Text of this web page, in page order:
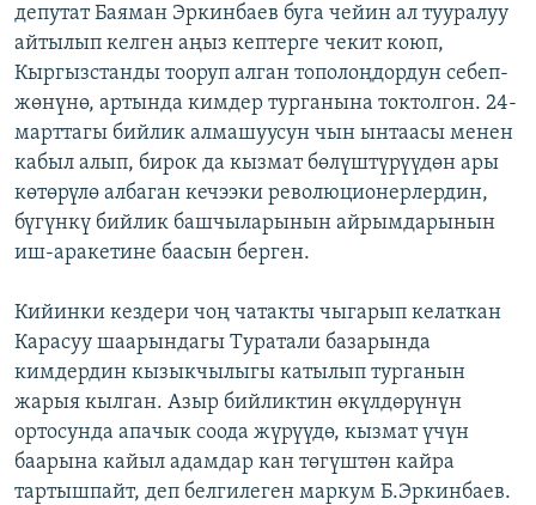
депутат Баяман Эркинбаев буга чейин ал тууралуу
айтылып келген аңыз кептерге чекит коюп,
Кыргызстанды тооруп алган тополоңдордун себеп-
жөнүнө, артында кимдер турганына токтолгон. 24-
марттагы бийлик алмашуусун чын ынтаасы менен
кабыл алып, бирок да кызмат бөлүштүрүүдөн ары
көтөрүлө албаган кечээки революционерлердин,
бүгүнкү бийлик башчыларынын айрымдарынын
иш-аракетине баасын берген.
Кийинки кездери чоң чатакты чыгарып келаткан
Карасуу шаарындагы Туратали базарында
кимдердин кызыкчылыгы катылып турганын
жарыя кылган. Азыр бийликтин өкүлдөрүнүн
ортосунда апачык соода жүрүүдө, кызмат үчүн
баарына кайыл адамдар кан төгүштөн кайра
тартышпайт, деп белгилеген маркум Б.Эркинбаев.